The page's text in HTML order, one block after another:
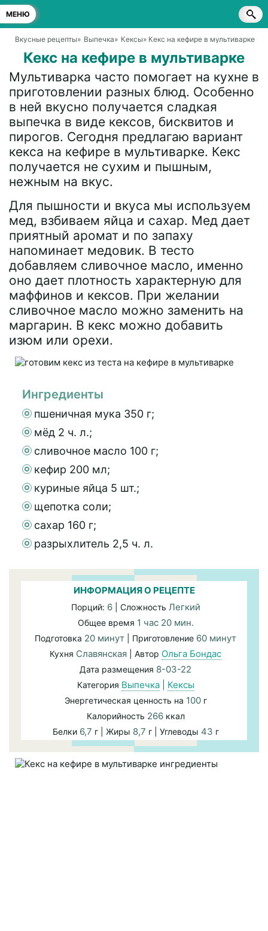
МЕНЮ
Вкусные рецепты» Выпечка» Кексы» Кекс на кефире в мультиварке
Кекс на кефире в мультиварке
Мультиварка часто помогает на кухне в
приготовлении разных блюд. Особенно
в ней вкусно получается сладкая
выпечка в виде кексов, бисквитов и
пирогов. Сегодня предлагаю вариант
кекса на кефире в мультиварке. Кекс
получается не сухим и пышным,
нежным на вкус.
Для пышности и вкуса мы используем
мед, взбиваем яйца и сахар. Мед дает
приятный аромат и по запаху
напоминает медовик. В тесто
добавляем сливочное масло, именно
оно дает плотность характерную для
маффинов и кексов. При желании
сливочное масло можно заменить на
маргарин. В кекс можно добавить
изюм или орехи.
Ингредиенты
пшеничная мука 350 г;
мёд 2 ч. л.;
сливочное масло 100 г;
кефир 200 мл;
куриные яйца 5 шт.;
щепотка соли;
сахар 160 г;
разрыхлитель 2,5 ч. л.
ИНФОРМАЦИЯ О РЕЦЕПТЕ
Порций: 6| Сложность Легкий
Общее время 1 час 20 мин.
Подготовка 20 минут | Приготовление 60 минут
Кухня Славянская | Автор Ольга Бондас
Дата размещения 8-03-22
Категория Выпечка| Кексы
Энергетическая ценность на 100г
Калорийность 266ккал
Белки 6,7 г | Жиры 8,7 г | Углеводы 43 г